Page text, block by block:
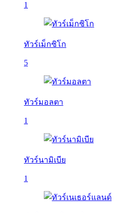
1
ทัวร์เม็กซิโก
5
ทัวร์มอลตา
1
ทัวร์นามิเบีย
1